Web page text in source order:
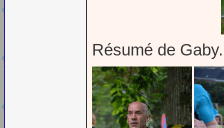
Résumé de